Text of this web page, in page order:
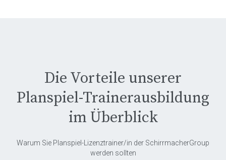
Die Vorteile unserer
Planspiel-Trainerausbildung
im Überblick
Warum Sie Planspiel-Lizenztrainer/in der SchirrmacherGroup
werden sollten